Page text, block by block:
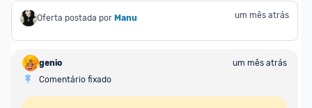
Oferta postada por Manu um mês atrás
genio
um mês atrás
Comentário fixado